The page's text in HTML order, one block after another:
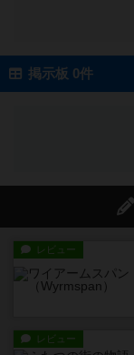
掲示板 0件
レビュー
レビュー